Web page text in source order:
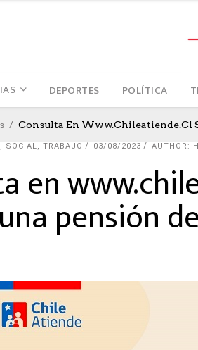
DEPORTES POLÍTICA
Consulta En Www.chileatiende.cl
, SOCIAL, TRABAJO 03/08/2023 AUTHOR:
en
pensión